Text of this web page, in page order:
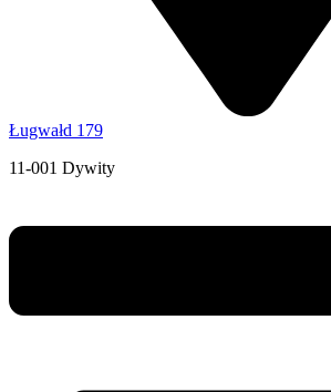
Ługwałd 179
11-001 Dywity